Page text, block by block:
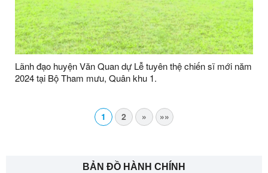
Lãnh đạo huyện Văn Quan dự Lễ tuyên thệ chiến sĩ mới năm
2024 tại Bộ Tham mưu, Quân khu 1.
1 2 » »»
BẢN ĐỒ HÀNH CHÍNH